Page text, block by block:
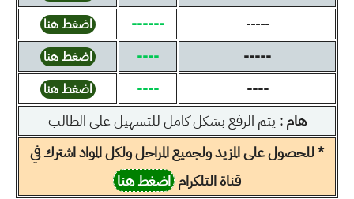
-----
------ اضغط هنا
-----
---- اضغط هنا
----
---- اضغط هنا
هام : يتم الرفع بشكل كامل للتسهيل على الطالب
* للحصول على المزيد ولجميع المراحل ولكل المواد اشترك في
قناة التلكرام اضغط هنا